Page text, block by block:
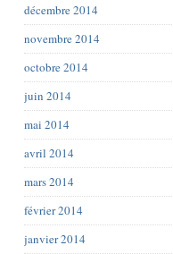
décembre 2014
novembre 2014
octobre 2014
juin 2014
mai 2014
avril 2014
mars 2014
février 2014
janvier 2014